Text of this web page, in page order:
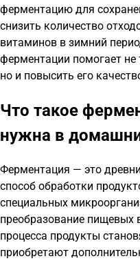
ферментацию для
снизить количество
витаминов в зимний
ферментации помогает не
но и повысить его
Что такое
нужна в
Ферментация — это
способ обработки
специальных
преобразование пищевых
процесса продукты
приобретают